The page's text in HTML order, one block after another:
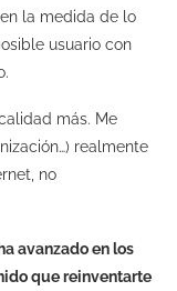
la medida de lo
usuario con
más. Me
realmente
no
avanzado en los
que reinventarte